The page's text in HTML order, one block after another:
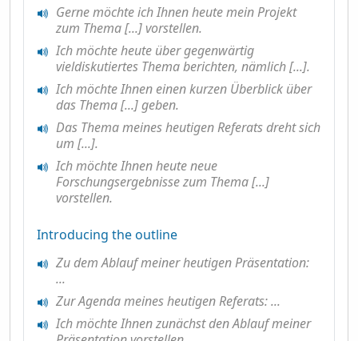
Gerne möchte ich Ihnen heute mein Projekt
zum Thema [...] vorstellen.
Ich möchte heute über gegenwärtig
vieldiskutiertes Thema berichten, nämlich [...].
Ich möchte Ihnen einen kurzen Überblick über
das Thema [...] geben.
Das Thema meines heutigen Referats dreht sich
um [...].
Ich möchte Ihnen heute neue
Forschungsergebnisse zum Thema [...]
vorstellen.
Introducing the outline
Zu dem Ablauf meiner heutigen Präsentation:
...
Zur Agenda meines heutigen Referats: ...
Ich möchte Ihnen zunächst den Ablauf meiner